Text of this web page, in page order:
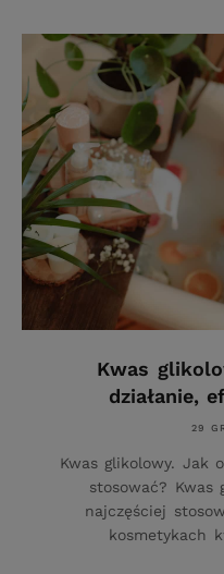
Kwas
działanie,
29
Kwas glikolowy. Jak
stosować? Kwas
najczęściej
kosmetykach